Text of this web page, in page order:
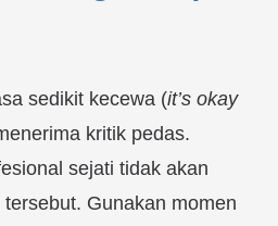
sedikit kecewa (it’s okay
kritik pedas.
sejati tidak akan
Gunakan momen